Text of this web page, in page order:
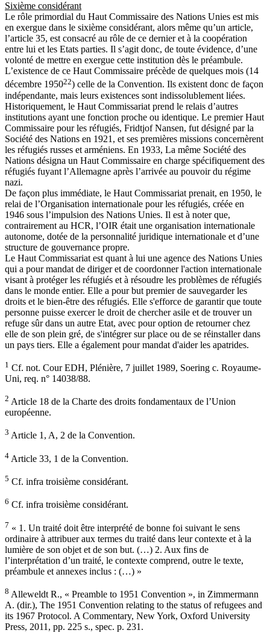
Sixième considérant
Le rôle primordial du Haut Commissaire des Nations Unies est mis
en exergue dans le sixième considérant, alors même qu’un article,
l’article 35, est consacré au rôle de ce dernier et à la coopération
entre lui et les Etats parties. Il s’agit donc, de toute évidence, d’une
volonté de mettre en exergue cette institution dès le préambule.
L’existence de ce Haut Commissaire précède de quelques mois (14
décembre 195022) celle de la Convention. Ils existent donc de façon
indépendante, mais leurs existences sont indissolublement liées.
Historiquement, le Haut Commissariat prend le relais d’autres
institutions ayant une fonction proche ou identique. Le premier Haut
Commissaire pour les réfugiés, Fridtjof Nansen, fut désigné par la
Société des Nations en 1921, et ses premières missions concernèrent
les réfugiés russes et arméniens. En 1933, La même Société des
Nations désigna un Haut Commissaire en charge spécifiquement des
réfugiés fuyant l’Allemagne après l’arrivée au pouvoir du régime
nazi.
De façon plus immédiate, le Haut Commissariat prenait, en 1950, le
relai de l’Organisation internationale pour les réfugiés, créée en
1946 sous l’impulsion des Nations Unies. Il est à noter que,
contrairement au HCR, l’OIR était une organisation internationale
autonome, dotée de la personnalité juridique internationale et d’une
structure de gouvernance propre.
Le Haut Commissariat est quant à lui une agence des Nations Unies
qui a pour mandat de diriger et de coordonner l'action internationale
visant à protéger les réfugiés et à résoudre les problèmes de réfugiés
dans le monde entier. Elle a pour but premier de sauvegarder les
droits et le bien-être des réfugiés. Elle s'efforce de garantir que toute
personne puisse exercer le droit de chercher asile et de trouver un
refuge sûr dans un autre Etat, avec pour option de retourner chez
elle de son plein gré, de s'intégrer sur place ou de se réinstaller dans
un pays tiers. Elle a également pour mandat d'aider les apatrides.
1 Cf. not. Cour EDH, Plénière, 7 juillet 1989, Soering c. Royaume-
Uni, req. n° 14038/88.
2 Article 18 de la Charte des droits fondamentaux de l’Union
européenne.
3 Article 1, A, 2 de la Convention.
4 Article 33, 1 de la Convention.
5 Cf. infra troisième considérant.
6 Cf. infra troisième considérant.
7 « 1. Un traité doit être interprété de bonne foi suivant le sens
ordinaire à attribuer aux termes du traité dans leur contexte et à la
lumière de son objet et de son but. (…) 2. Aux fins de
l’interprétation d’un traité, le contexte comprend, outre le texte,
préambule et annexes inclus : (…) »
8 Alleweldt R., « Preamble to 1951 Convention », in Zimmermann
A. (dir.), The 1951 Convention relating to the status of refugees and
its 1967 Protocol. A Commentary, New York, Oxford University
Press, 2011, pp. 225 s., spec. p. 231.